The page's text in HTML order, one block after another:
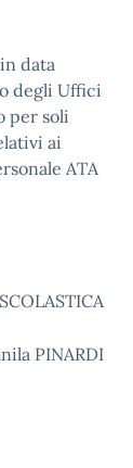
data
degli Uffici
per soli
ai
ATA
PINARDI